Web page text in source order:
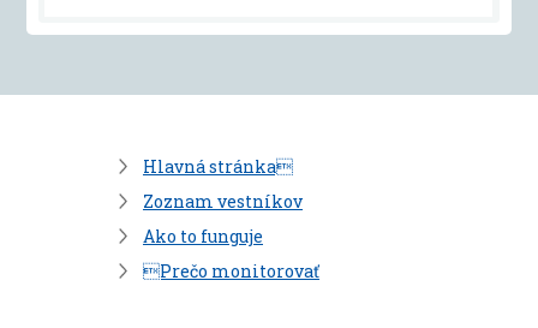
Hlavná stránka
Zoznam vestníkov
Ako to funguje
Prečo monitorovať